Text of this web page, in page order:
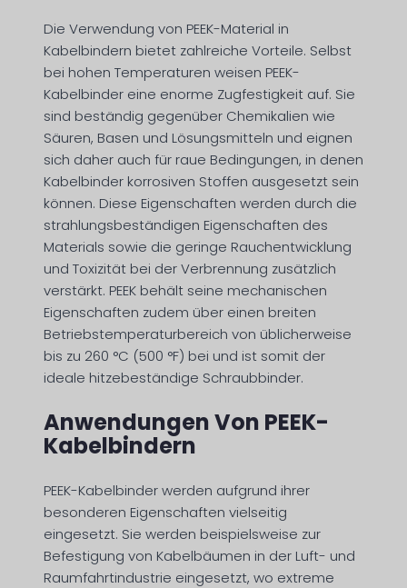
Die Verwendung von PEEK-Material in
Kabelbindern bietet zahlreiche Vorteile. Selbst
bei hohen Temperaturen weisen PEEK-
Kabelbinder eine enorme Zugfestigkeit auf. Sie
sind beständig gegenüber Chemikalien wie
Säuren, Basen und Lösungsmitteln und eignen
sich daher auch für raue Bedingungen, in denen
Kabelbinder korrosiven Stoffen ausgesetzt sein
können. Diese Eigenschaften werden durch die
strahlungsbeständigen Eigenschaften des
Materials sowie die geringe Rauchentwicklung
und Toxizität bei der Verbrennung zusätzlich
verstärkt. PEEK behält seine mechanischen
Eigenschaften zudem über einen breiten
Betriebstemperaturbereich von üblicherweise
bis zu 260 °C (500 °F) bei und ist somit der
ideale hitzebeständige Schraubbinder.
Anwendungen Von PEEK-
Kabelbindern
PEEK-Kabelbinder werden aufgrund ihrer
besonderen Eigenschaften vielseitig
eingesetzt. Sie werden beispielsweise zur
Befestigung von Kabelbäumen in der Luft- und
Raumfahrtindustrie eingesetzt, wo extreme